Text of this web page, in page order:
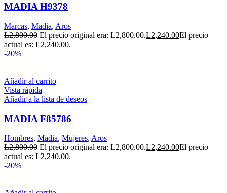
MADIA H9378
Marcas, Madia, Aros
L2,800.00 El precio original era: L2,800.00.L2,240.00El precio
actual es: L2,240.00.
-20%
Añadir al carrito
Vista rápida
Añadir a la lista de deseos
MADIA F85786
Hombres, Madia, Mujeres, Aros
L2,800.00 El precio original era: L2,800.00.L2,240.00El precio
actual es: L2,240.00.
-20%